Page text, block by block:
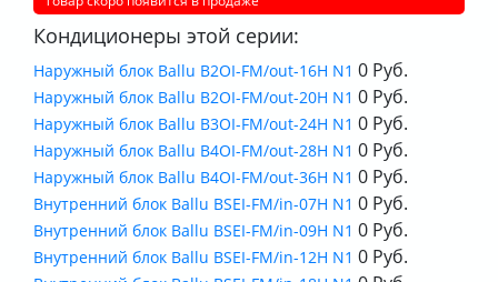
Кондиционеры этой серии:
Наружный блок Ballu B2OI-FM/out-16H N1 0 Руб.
Наружный блок Ballu B2OI-FM/out-20H N1 0 Руб.
Наружный блок Ballu B3OI-FM/out-24H N1 0 Руб.
Наружный блок Ballu B4OI-FM/out-28H N1 0 Руб.
Наружный блок Ballu B4OI-FM/out-36H N1 0 Руб.
Внутренний блок Ballu BSEI-FM/in-07H N1 0 Руб.
Внутренний блок Ballu BSEI-FM/in-09H N1 0 Руб.
Внутренний блок Ballu BSEI-FM/in-12H N1 0 Руб.